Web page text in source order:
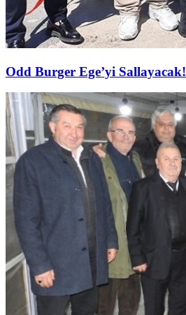
Odd Burger Ege’yi Sallayacak!